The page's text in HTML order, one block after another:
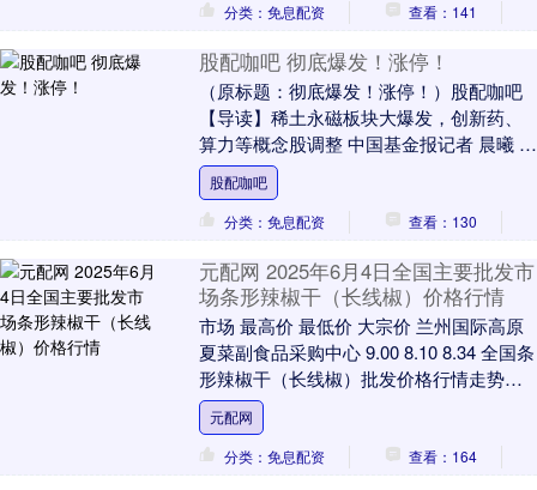
分类：免息配资
查看：141
股配咖吧 彻底爆发！涨停！
（原标题：彻底爆发！涨停！）股配咖吧
【导读】稀土永磁板块大爆发，创新药、
算力等概念股调整 中国基金报记者 晨曦 大
家好！来一起关注上午的市场行情和最新
资讯～ ....
股配咖吧
分类：免息配资
查看：130
元配网 2025年6月4日全国主要批发市
场条形辣椒干（长线椒）价格行情
市场 最高价 最低价 大宗价 兰州国际高原
夏菜副食品采购中心 9.00 8.10 8.34 全国条
形辣椒干（长线椒）批发价格行情走势分
析元配网 从今日全国条形辣....
元配网
分类：免息配资
查看：164